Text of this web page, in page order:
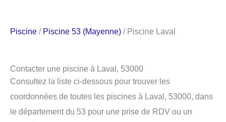
Piscine / Piscine 53 (Mayenne) / Piscine Laval
Contacter une piscine à Laval, 53000
Consultez la liste ci-dessous pour trouver les
coordonnées de toutes les piscines à Laval, 53000, dans
le département du 53 pour une prise de RDV ou un